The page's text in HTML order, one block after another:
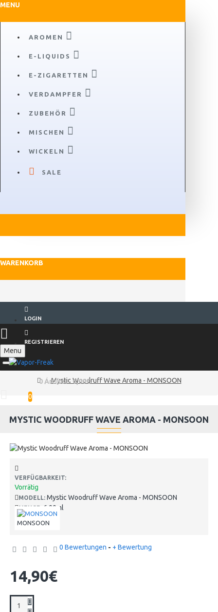
MENU
AROMEN
E-LIQUIDS
E-ZIGARETTEN
VERDAMPFER
ZUBEHÖR
MISCHEN
WICKELN
SALE
WARENKORB
LOGIN
REGISTRIEREN
Menu
0 Artikel - 0,00€
0
Mystic Woodruff Wave Aroma - MONSOON
MYSTIC WOODRUFF WAVE AROMA - MONSOON
VERFÜGBARKEIT:
Vorrätig
MODELL: Mystic Woodruff Wave Aroma - MONSOON
MENGE: 6.00ml
MONSOON
0 Bewertungen - + Bewertung
14,90€